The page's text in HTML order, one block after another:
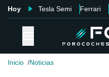
Hoy Tesla Semi Ferrari
Inicio Noticias